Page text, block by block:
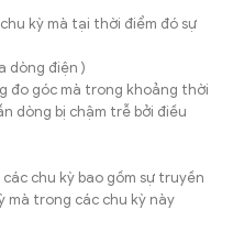
kỳ mà tại thời điểm đó sự
dòng điện )
đo góc mà trong khoảng thời
dòng bị chậm trễ bởi điều
chu kỳ bao gồm sự truyền
mà trong các chu kỳ này